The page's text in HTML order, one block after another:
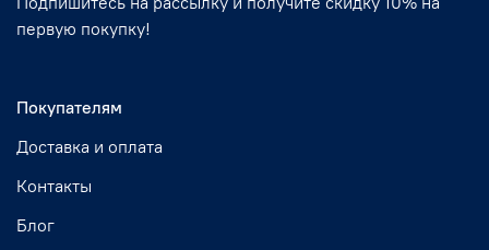
Покупателям
Доставка и оплата
Контакты
Блог
первую покупку!